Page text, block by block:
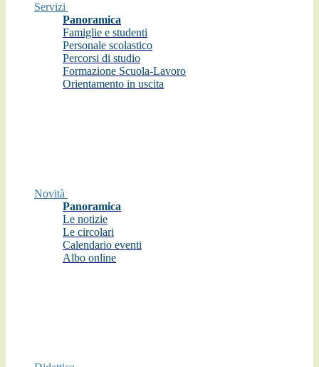
Servizi
Panoramica
Famiglie e studenti
Personale scolastico
Percorsi di studio
Formazione Scuola-Lavoro
Orientamento in uscita
Novità
Panoramica
Le notizie
Le circolari
Calendario eventi
Albo online